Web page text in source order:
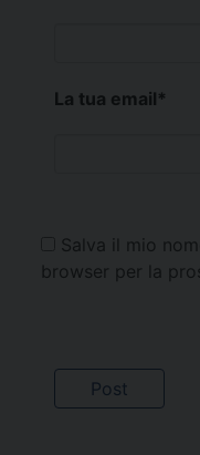
La tua email*
Salva il mio
browser per la